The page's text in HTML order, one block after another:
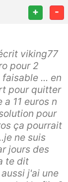
+ -
viking77
pour 2
... en
pour quitter
11 euros n
pour
ça pourrait
ne suis
jours des
te dit
j'ai une